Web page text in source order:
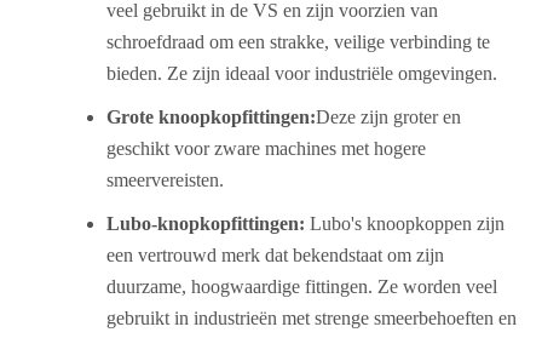
veel gebruikt in de VS en zijn voorzien van
schroefdraad om een strakke, veilige verbinding te
bieden. Ze zijn ideaal voor industriële omgevingen.
Grote knoopkopfittingen:Deze zijn groter en
geschikt voor zware machines met hogere
smeervereisten.
Lubo-knopkopfittingen: Lubo's knoopkoppen zijn
een vertrouwd merk dat bekendstaat om zijn
duurzame, hoogwaardige fittingen. Ze worden veel
gebruikt in industrieën met strenge smeerbehoeften en